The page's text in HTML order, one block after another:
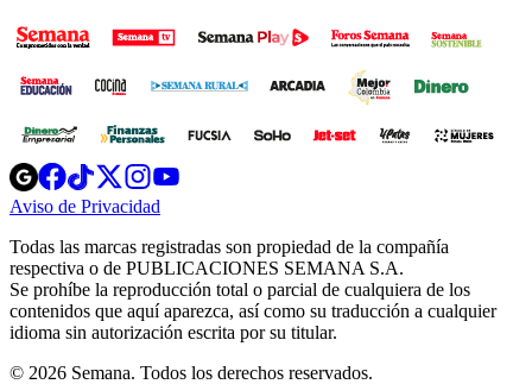
Opens
in
new
Opens
in
new
Opens
in
new
window
Opens
new
windowwindow
Aviso de Privacidad
new
window
Todas las marcas registradas son propiedad de la compañía
respectiva o de PUBLICACIONES SEMANA S.A.
Se prohíbe la reproducción total o parcial de cualquiera de los
contenidos que aquí aparezca, así como su traducción a cualquier
idioma sin autorización escrita por su titular.
© 2026 Semana. Todos los derechos reservados.